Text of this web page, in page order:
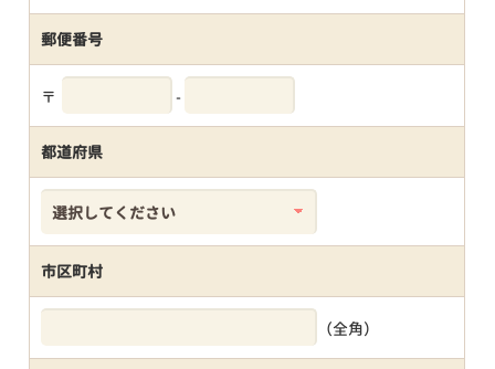
郵便番号
〒 -
都道府県
市区町村
（全角）